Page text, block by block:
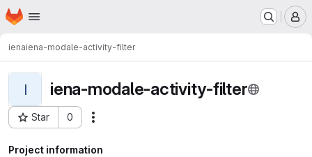
Skip to main content
Homepage
ienaiena-modale-activity-filter
I iena-modale-activity-filter
Star 0
Project ID: 430
Project information